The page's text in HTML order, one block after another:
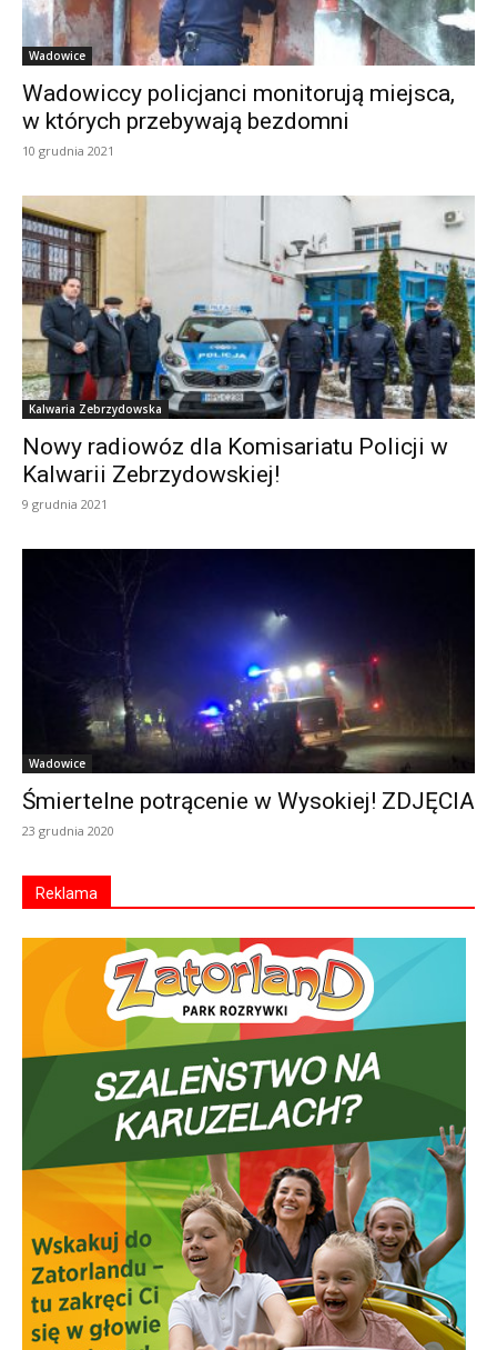
Wadowice
Wadowiccy policjanci monitorują miejsca,
w których przebywają bezdomni
10 grudnia 2021
Kalwaria Zebrzydowska
Nowy radiowóz dla Komisariatu Policji w
Kalwarii Zebrzydowskiej!
9 grudnia 2021
Wadowice
Śmiertelne potrącenie w Wysokiej! ZDJĘCIA
23 grudnia 2020
Reklama